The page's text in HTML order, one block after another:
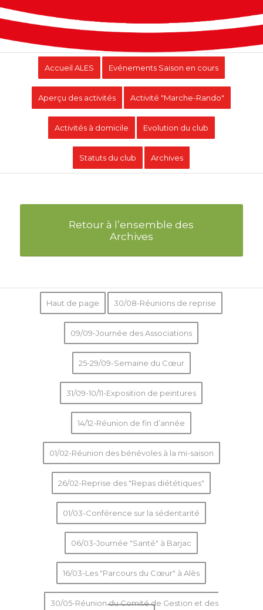
Accueil ALES Evénements Saison en cours
Aperçu des activités Activité "Marche-Rando"
Activités à domicile Evolution du club
Statuts du club Archives
Retour à l’ensemble des
Archives
Haut de page 30/08-Réunions de reprise
09/09-Journée des Associations
25-29/09-Semaine du Cœur
31/09-10/11-Exposition de peintures
14/12-Réunion de fin d’année
01/02-Réunion des bénévoles à la mi-saison
26/02-Reprise des "Repas diététiques"
01/03-Conférence sur la sédentarité
06/03-Journée "Santé" à Barjac
16/03-Les "Parcours du Cœur" à Alès
30/05-Réunion du Comité de Gestion et des